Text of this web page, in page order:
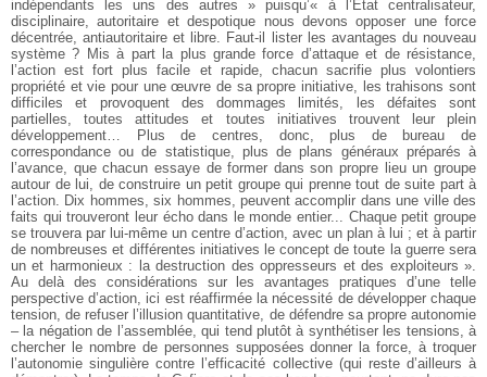
indépendants les uns des autres » puisqu’« à l’Etat centralisateur,
disciplinaire, autoritaire et despotique nous devons opposer une force
décentrée, antiautoritaire et libre. Faut-il lister les avantages du nouveau
système ? Mis à part la plus grande force d’attaque et de résistance,
l’action est fort plus facile et rapide, chacun sacrifie plus volontiers
propriété et vie pour une œuvre de sa propre initiative, les trahisons sont
difficiles et provoquent des dommages limités, les défaites sont
partielles, toutes attitudes et toutes initiatives trouvent leur plein
développement… Plus de centres, donc, plus de bureau de
correspondance ou de statistique, plus de plans généraux préparés à
l’avance, que chacun essaye de former dans son propre lieu un groupe
autour de lui, de construire un petit groupe qui prenne tout de suite part à
l’action. Dix hommes, six hommes, peuvent accomplir dans une ville des
faits qui trouveront leur écho dans le monde entier... Chaque petit groupe
se trouvera par lui-même un centre d’action, avec un plan à lui ; et à partir
de nombreuses et différentes initiatives le concept de toute la guerre sera
un et harmonieux : la destruction des oppresseurs et des exploiteurs ».
Au delà des considérations sur les avantages pratiques d’une telle
perspective d’action, ici est réaffirmée la nécessité de développer chaque
tension, de refuser l’illusion quantitative, de défendre sa propre autonomie
– la négation de l’assemblée, qui tend plutôt à synthétiser les tensions, à
chercher le nombre de personnes supposées donner la force, à troquer
l’autonomie singulière contre l’efficacité collective (qui reste d’ailleurs à